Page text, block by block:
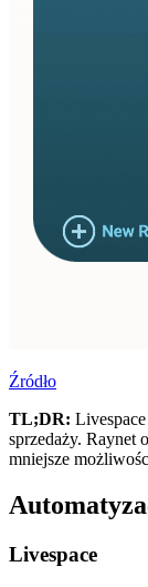
Źródło
TL;DR:
sprzedaży. Raynet
mniejsze
Livespace